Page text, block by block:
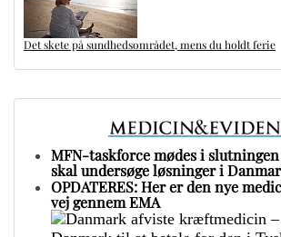
Det skete på sundhedsområdet, mens du holdt ferie
MFN-taskforce mødes i slutningen
skal undersøge løsninger i
OPDATERES: Her er den nye
vej gennem EMA